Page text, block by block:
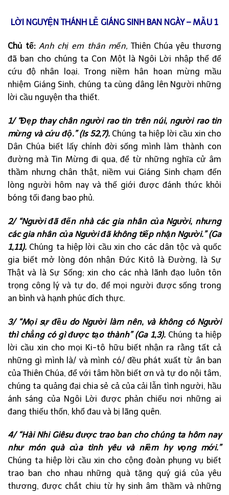
LỜI NGUYỆN THÁNH LỄ GIÁNG SINH BAN NGÀY – MẪU 1
Chủ tế: Anh chị em thân mến, Thiên Chúa yêu thương
đã ban cho chúng ta Con Một là Ngôi Lời nhập thể để
cứu độ nhân loại. Trong niềm hân hoan mừng mầu
nhiệm Giáng Sinh, chúng ta cùng dâng lên Người những
lời cầu nguyện tha thiết.
1/ “Đẹp thay chân người rao tin trên núi, người rao tin
mừng và cứu độ.” (Is 52,7).Chúng ta hiệp lời cầu xin cho
Dân Chúa biết lấy chính đời sống mình làm thành con
đường mà Tin Mừng đi qua, để từ những nghĩa cử âm
thầm nhưng chân thật, niềm vui Giáng Sinh chạm đến
lòng người hôm nay và thế giới được đánh thức khỏi
bóng tối đang bao phủ.
2/ “Người đã đến nhà các gia nhân của Người, nhưng
các gia nhân của Người đã không tiếp nhận Người.” (Ga
1,11). Chúng ta hiệp lời cầu xin cho các dân tộc và quốc
gia biết mở lòng đón nhận Đức Kitô là Đường, là Sự
Thật và là Sự Sống; xin cho các nhà lãnh đạo luôn tôn
trọng công lý và tự do, để mọi người được sống trong
an bình và hạnh phúc đích thực.
3/ “Mọi sự đều do Người làm nên, và không có Người
thì chẳng có gì được tạo thành” (Ga 1,3).Chúng ta hiệp
lời cầu xin cho mọi Ki-tô hữu biết nhận ra rằng tất cả
những gì mình là/ và mình có/ đều phát xuất từ ân ban
của Thiên Chúa, để với tâm hồn biết ơn và tự do nội tâm,
chúng ta quảng đại chia sẻ cả của cải lẫn tình người, hầu
ánh sáng của Ngôi Lời được phản chiếu nơi những ai
đang thiếu thốn, khổ đau và bị lãng quên.
4/ “Hài Nhi Giêsu được trao ban cho chúng ta hôm nay
như món quà của tình yêu và niềm hy vọng mới.”
Chúng ta hiệp lời cầu xin cho cộng đoàn phụng vụ biết
trao ban cho nhau những quà tặng quý giá của yêu
thương, được chắt chiu từ hy sinh âm thầm và những